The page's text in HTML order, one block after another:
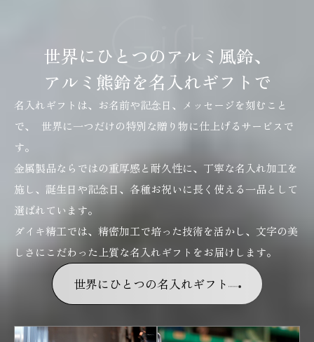
Gift
世界にひとつのアルミ風鈴、
アルミ熊鈴を名入れギフトで
名入れギフトは、お名前や記念日、メッセージを刻むこと
で、 世界に一つだけの特別な贈り物に仕上げるサービスで
す。
金属製品ならではの重厚感と耐久性に、丁寧な名入れ加工を
施し、誕生日や記念日、各種お祝いに長く使える一品として
選ばれています。
ダイキ精工では、精密加工で培った技術を活かし、文字の美
しさにこだわった上質な名入れギフトをお届けします。
世界にひとつの名入れギフト